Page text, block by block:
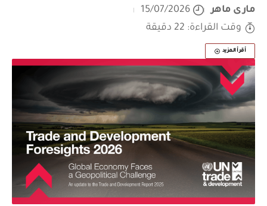
مارى ماهر
15/07/2026
وقت القراءة: 22 دقيقة
أقرأ المزيد